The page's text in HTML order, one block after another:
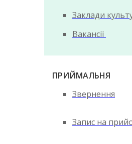
Заклади
Вакансії
ПРИЙМАЛЬНЯ
Звернення
Запис на